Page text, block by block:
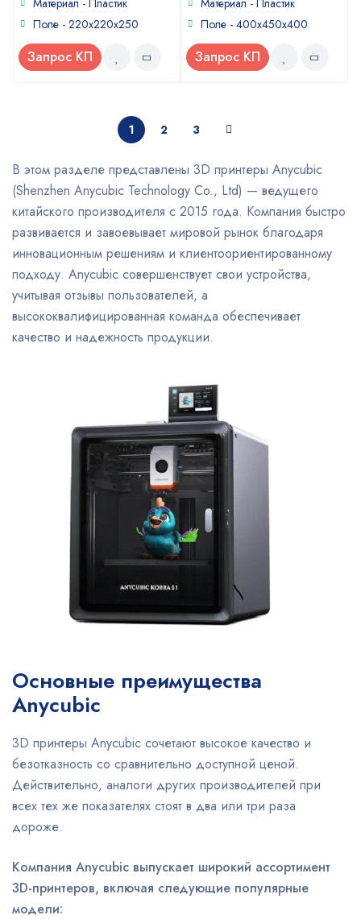
Материал - Пластик
Поле - 220x220x250
Запрос КП
Материал - Пластик
Поле - 400x450x400
Запрос КП
1 2 3
В этом разделе представлены 3D принтеры Anycubic
(Shenzhen Anycubic Technology Co., Ltd) — ведущего
китайского производителя с 2015 года. Компания быстро
развивается и завоевывает мировой рынок благодаря
инновационным решениям и клиентоориентированному
подходу. Anycubic совершенствует свои устройства,
учитывая отзывы пользователей, а
высококвалифицированная команда обеспечивает
качество и надежность продукции.
Основные преимущества
Anycubic
3D принтеры Anycubic сочетают высокое качество и
безотказность со сравнительно доступной ценой.
Действительно, аналоги других производителей при
всех тех же показателях стоят в два или три раза
дороже.
Компания Anycubic выпускает широкий ассортимент
3D-принтеров, включая следующие популярные
модели: